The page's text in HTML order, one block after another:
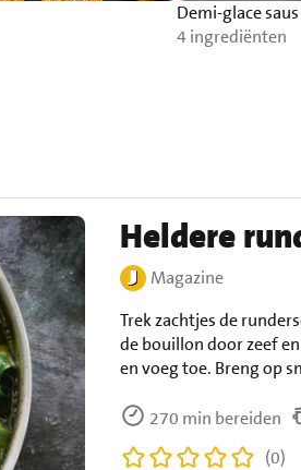
Demi-glace saus
4 ingrediënten
Heldere
Magazine
Trek zachtjes de
de bouillon door zeef
en voeg toe. Breng op
270 min bereiden
(0)